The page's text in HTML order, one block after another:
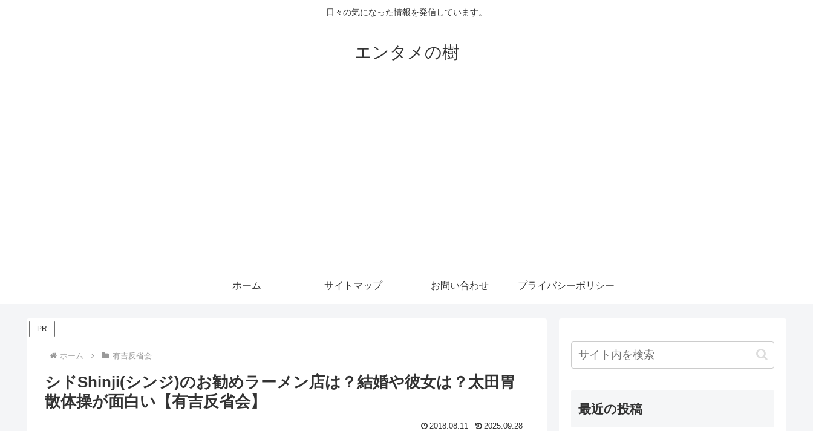
日々の気になった情報を発信しています。
エンタメの樹
ホーム サイトマップ お問い合わせ プライバシーポリシー
PR
ホーム 有吉反省会
シドShinji(シンジ)のお勧めラーメン店は？結婚や彼女は？太田胃
散体操が面白い【有吉反省会】
2018.08.11 2025.09.28
最近の投稿